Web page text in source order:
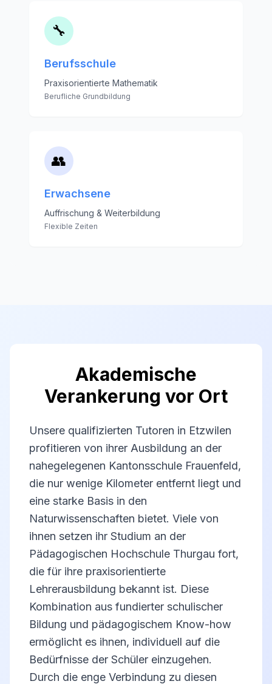
🔧
Berufsschule
Praxisorientierte Mathematik
Berufliche Grundbildung
👥
Erwachsene
Auffrischung & Weiterbildung
Flexible Zeiten
Akademische
Verankerung vor Ort
Unsere qualifizierten Tutoren in Etzwilen
profitieren von ihrer Ausbildung an der
nahegelegenen Kantonsschule Frauenfeld,
die nur wenige Kilometer entfernt liegt und
eine starke Basis in den
Naturwissenschaften bietet. Viele von
ihnen setzen ihr Studium an der
Pädagogischen Hochschule Thurgau fort,
die für ihre praxisorientierte
Lehrerausbildung bekannt ist. Diese
Kombination aus fundierter schulischer
Bildung und pädagogischem Know-how
ermöglicht es ihnen, individuell auf die
Bedürfnisse der Schüler einzugehen.
Durch die enge Verbindung zu diesen